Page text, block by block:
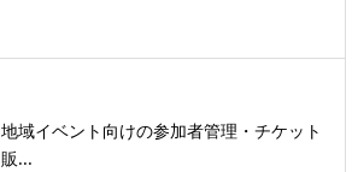
地域イベント向けの参加者管理・チケット
販...